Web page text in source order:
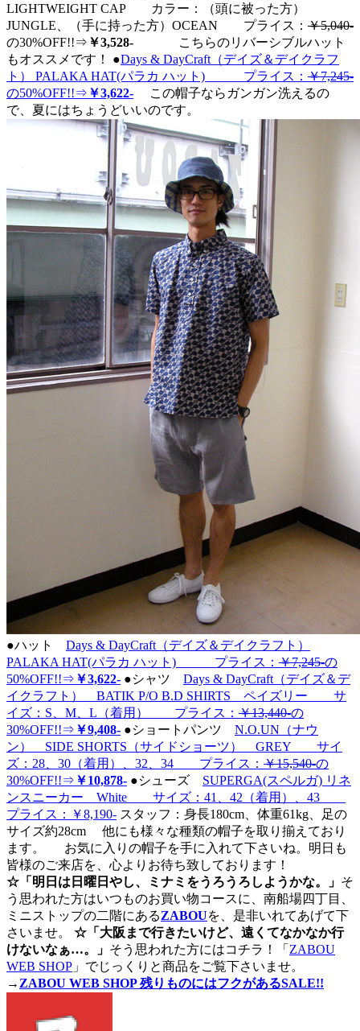
LIGHTWEIGHT CAP カラー：（頭に被った方）
JUNGLE、（手に持った方）OCEAN プライス： ￥5,040-
の30%OFF!!⇒ ￥3,528-
こちらのリバーシブルハット
もオススメです！ ●Days & DayCraft（デイズ＆デイクラフ
ト） PALAKA HAT(パラカ ハット) プライス： ￥7,245-
の50%OFF!!⇒ ￥3,622- この帽子ならガンガン洗えるの
で、夏にはちょうどいいのです。
●ハット Days & DayCraft（デイズ＆デイクラフト）
PALAKA HAT(パラカ ハット) プライス： ￥7,245-の
50%OFF!!⇒ ￥3,622- ●シャツ Days & DayCraft（デイズ＆デ
イクラフト） BATIK P/O B.D SHIRTS ペイズリー サ
イズ：S、M、L（着用） プライス： ￥13,440-の
30%OFF!!⇒ ￥9,408- ●ショートパンツ N.O.UN（ナウ
ン） SIDE SHORTS（サイドショーツ） GREY サイ
ズ：28、30（着用）、32、34 プライス： ￥15,540-の
30%OFF!!⇒ ￥10,878- ●シューズ SUPERGA(スペルガ) リネ
ンスニーカー White サイズ：41、42（着用）、43
プライス：￥8,190- スタッフ：身長180cm、体重61kg、足の
サイズ約28cm 他にも様々な種類の帽子を取り揃えており
ます。
お気に入りの帽子を手に入れて下さいね。明日も
皆様のご来店を、心よりお待ち致しております！
☆「明日は日曜日やし、ミナミをうろうろしようかな。」 そ
う思われた方はいつものお買い物コースに、南船場四丁目、
ミニストップの二階にあるZABOUを、是非いれてあげて下
さいませ。 ☆「大阪まで行きたいけど、遠くてなかなか行
けないなぁ…。」 そう思われた方にはコチラ！「 ZABOU
WEB SHOP 」でじっくりと商品をご覧下さいませ。
→ ZABOU WEB SHOP 残りものにはフクがあるSALE!!